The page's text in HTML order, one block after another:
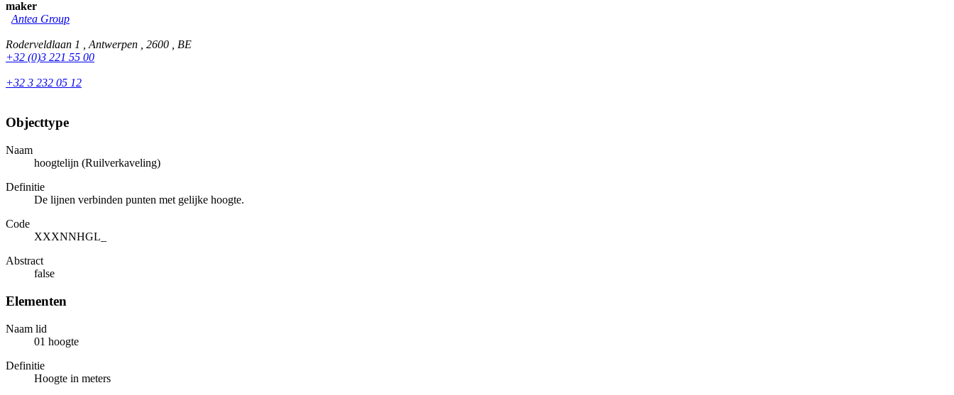
maker
Antea Group
Roderveldlaan 1 , Antwerpen , 2600 , BE
+32 (0)3 221 55 00
+32 3 232 05 12
Objecttype
Naam
hoogtelijn (Ruilverkaveling)
Definitie
De lijnen verbinden punten met gelijke hoogte.
Code
XXXNNHGL_
Abstract
false
Elementen
Naam lid
01 hoogte
Definitie
Hoogte in meters